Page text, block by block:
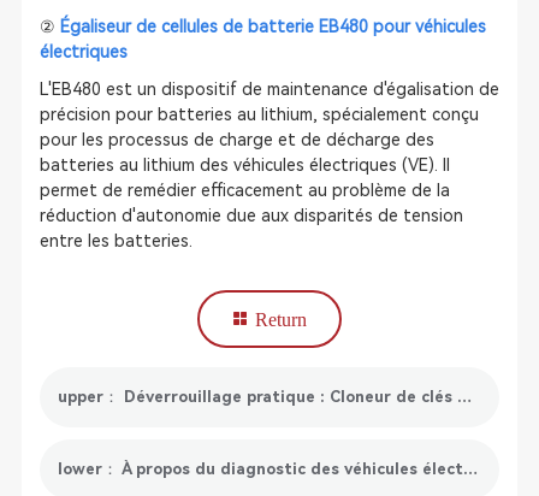
② Égaliseur de cellules de batterie EB480 pour véhicules
électriques
L'EB480 est un dispositif de maintenance d'égalisation de
précision pour batteries au lithium, spécialement conçu
pour les processus de charge et de décharge des
batteries au lithium des véhicules électriques (VE). Il
permet de remédier efficacement au problème de la
réduction d'autonomie due aux disparités de tension
entre les batteries.
Return
upper： Déverrouillage pratique : Cloneur de clés de voiture pour un accès transparent
lower： À propos du diagnostic des véhicules électriques